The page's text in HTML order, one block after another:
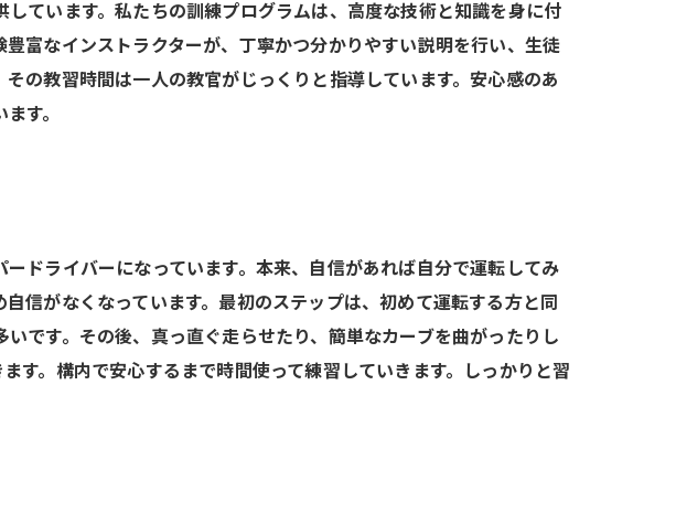
ています。私たちの訓練プログラムは、高度な技術と知識を身に付
富なインストラクターが、丁寧かつ分かりやすい説明を行い、生徒
の教習時間は一人の教官がじっくりと指導しています。安心感のあ
す。
ドライバーになっています。本来、自信があれば自分で運転してみ
信がなくなっています。最初のステップは、初めて運転する方と同
です。その後、真っ直ぐ走らせたり、簡単なカーブを曲がったりし
す。構内で安心するまで時間使って練習していきます。しっかりと習